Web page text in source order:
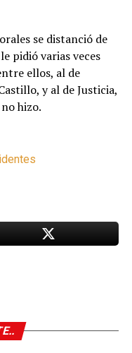
se distanció de
pidió varias veces
ellos, al de
y al de Justicia,
hizo.